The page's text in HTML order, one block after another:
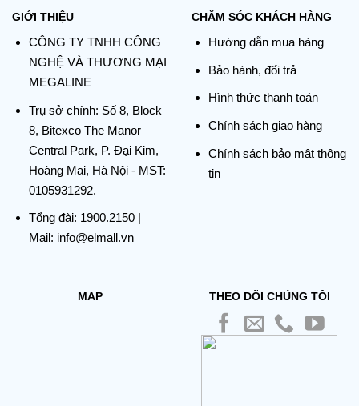
GIỚI THIỆU
CÔNG TY TNHH CÔNG
NGHỆ VÀ THƯƠNG MẠI
MEGALINE
Trụ sở chính: Số 8, Block
8, Bitexco The Manor
Central Park, P. Đại Kim,
Hoàng Mai, Hà Nội - MST:
0105931292.
Tổng đài: 1900.2150|
Mail: info@elmall.vn
CHĂM SÓC KHÁCH HÀNG
Hướng dẫn mua hàng
Bảo hành, đổi trả
Hình thức thanh toán
Chính sách giao hàng
Chính sách bảo mật thông
tin
MAP THEO DÕI CHÚNG TÔI